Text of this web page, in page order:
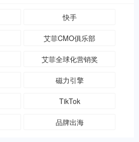
快手
艾菲CMO俱乐部
艾菲全球化营销奖
磁力引擎
TikTok
品牌出海